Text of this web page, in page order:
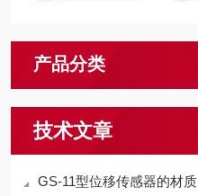
产品分类
技术文章
GS-11型位移传感器的材质